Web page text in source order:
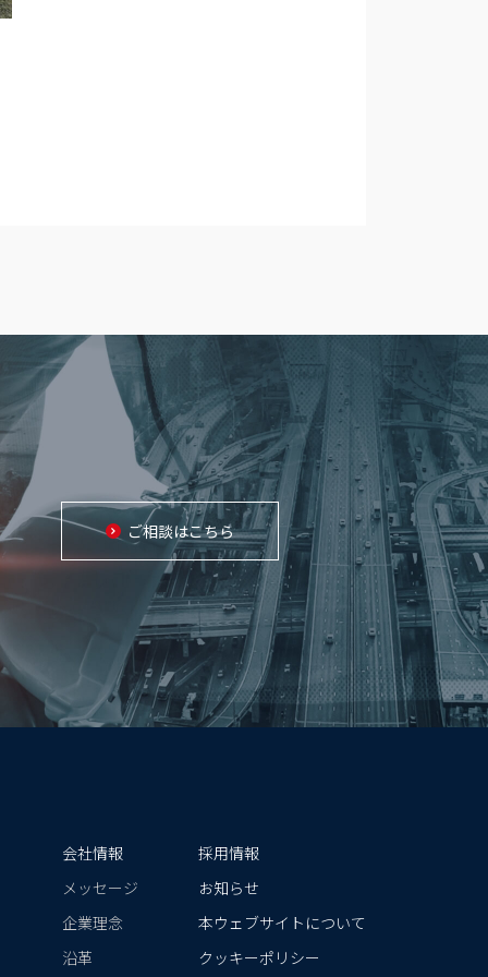
ご相談はこちら
会社情報
メッセージ
企業理念
沿革
採用情報
お知らせ
本ウェブサイトについて
クッキーポリシー